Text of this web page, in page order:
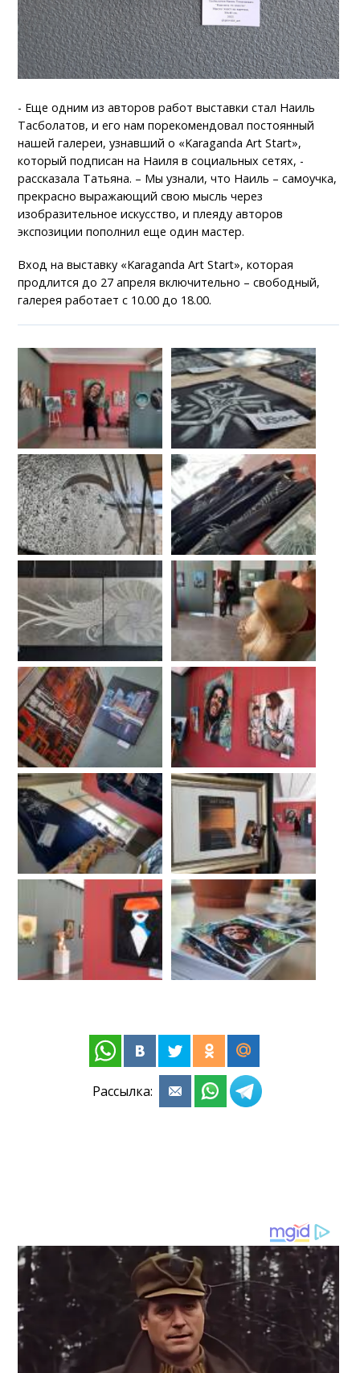
- Еще одним из авторов работ выставки стал Наиль
Тасболатов, и его нам порекомендовал постоянный
нашей галереи, узнавший о «Karaganda Art Start»,
который подписан на Наиля в социальных сетях, -
рассказала Татьяна. – Мы узнали, что Наиль – самоучка,
прекрасно выражающий свою мысль через
изобразительное искусство, и плеяду авторов
экспозиции пополнил еще один мастер.
Вход на выставку «Karaganda Art Start», которая
продлится до 27 апреля включительно – свободный,
галерея работает с 10.00 до 18.00.
Рассылка: